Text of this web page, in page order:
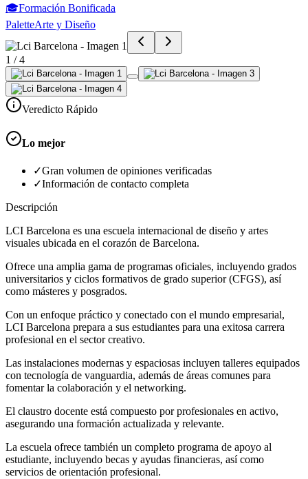
🎓Formación Bonificada
PaletteArte y Diseño
1 /4
Veredicto Rápido
Lo mejor
✓Gran volumen de opiniones verificadas
✓Información de contacto completa
Descripción
LCI Barcelona es una escuela internacional de diseño y artes
visuales ubicada en el corazón de Barcelona.
Ofrece una amplia gama de programas oficiales, incluyendo grados
universitarios y ciclos formativos de grado superior (CFGS), así
como másteres y posgrados.
Con un enfoque práctico y conectado con el mundo empresarial,
LCI Barcelona prepara a sus estudiantes para una exitosa carrera
profesional en el sector creativo.
Las instalaciones modernas y espaciosas incluyen talleres equipados
con tecnología de vanguardia, además de áreas comunes para
fomentar la colaboración y el networking.
El claustro docente está compuesto por profesionales en activo,
asegurando una formación actualizada y relevante.
La escuela ofrece también un completo programa de apoyo al
estudiante, incluyendo becas y ayudas financieras, así como
servicios de orientación profesional.